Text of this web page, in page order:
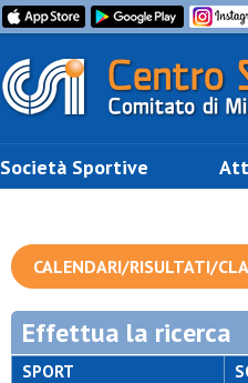
Società Sportive
CALENDARI/RISULTATI/
Effettua la ricerca
SPORT